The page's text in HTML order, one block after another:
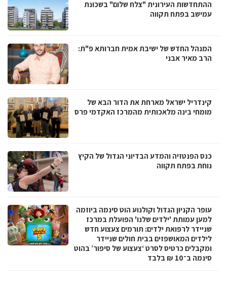
ההתחדשות העירונית "צלח שלום" בשכונת
עמישב בפתח תקווה
המנהל החדש של ישיבת אמית חברותא פ"ת:
הרב מאיר אבני
קינדריל ישראל מארחת את הדור הבא של
מומחי בינה מלאכותית מהמרכז האקדמי פרס
כנס הפנטזיה והמדע הבדיוני הגדול של הקיץ
נוחת בפתח תקווה
עופר הקניון הגדול וקולנוע הוט סינמה ביוזמה
למען עמותת 'ילדים שלנו' הפועלת במרכז
שניידר לרפואת ילדים: תורמים צעצוע חדש
לילדים המאושפזים בבית חולים שניידר
ומקבלים כרטיס לסרט ‘צעצוע של סיפור’ בהוט
סינמה ב־10 ₪ בלבד